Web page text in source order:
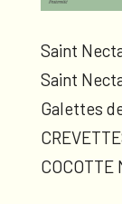
Saint
Saint
Galettes
COCOTTE